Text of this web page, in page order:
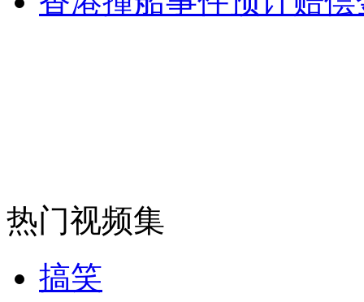
消防员救轻生者 花炮节热闹非凡 减压"枕头大战"
热门视频集
搞笑